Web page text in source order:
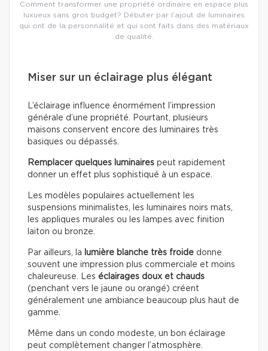
Comment transformer une propriété ordinaire en espace plus
luxueux sans gros budget? Débuter par l’ajout de luminaires
qui ont de la personnalité et qui sont faits dans des matériaux
de qualité.
Miser sur un éclairage plus élégant
L’éclairage influence énormément l’impression
générale d’une propriété. Pourtant, plusieurs
maisons conservent encore des luminaires très
basiques ou dépassés.
Remplacer quelques luminaires peut rapidement
donner un effet plus sophistiqué à un espace.
Les modèles populaires actuellement les
suspensions minimalistes, les luminaires noirs mats,
les appliques murales ou les lampes avec finition
laiton ou bronze.
Par ailleurs, la lumière blanche très froide donne
souvent une impression plus commerciale et moins
chaleureuse. Les éclairages doux et chauds
(penchant vers le jaune ou orangé) créent
généralement une ambiance beaucoup plus haut de
gamme.
Même dans un condo modeste, un bon éclairage
peut complètement changer l’atmosphère.